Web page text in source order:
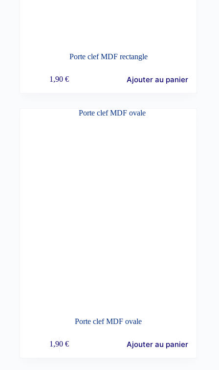
Porte clef MDF rectangle
1,90€ Ajouter au panier
Porte clef MDF ovale
1,90€ Ajouter au panier